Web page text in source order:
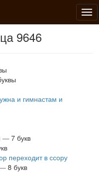
9646
и гимнастам и
— 7 букв
переходит в ссору
— 8 букв